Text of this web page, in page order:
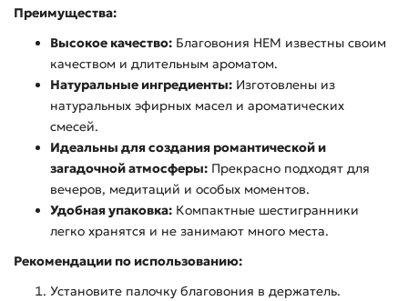
Преимущества:
Высокое качество: Благовония HEM известны своим
качеством и длительным ароматом.
Натуральные ингредиенты: Изготовлены из
натуральных эфирных масел и ароматических
смесей.
Идеальны для создания романтической и
загадочной атмосферы: Прекрасно подходят для
вечеров, медитаций и особых моментов.
Удобная упаковка: Компактные шестигранники
легко хранятся и не занимают много места.
Рекомендации по использованию:
Установите палочку благовония в держатель.